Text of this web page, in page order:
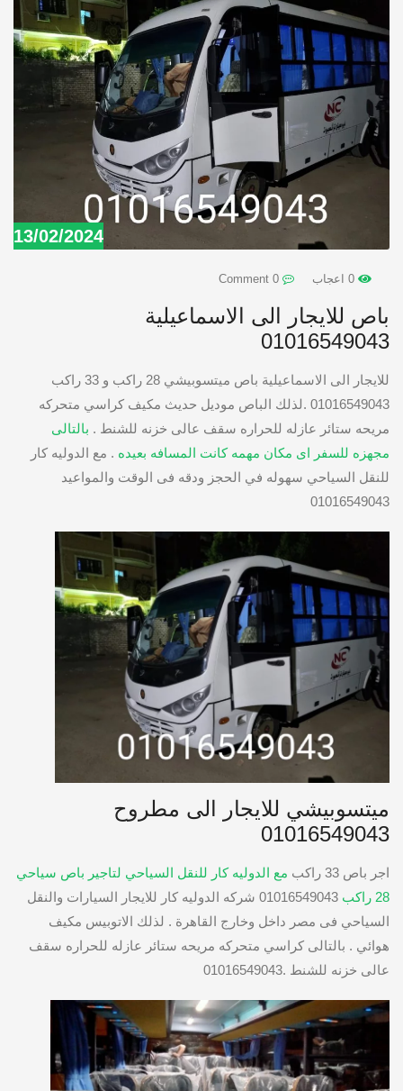
13/02/2024
باص للايجار الى الاسماعيلية
01016549043
للايجار الى الاسماعيلية باص ميتسوبيشي 28 راكب و 33 راكب
01016549043 .لذلك الباص موديل حديث مكيف كراسي متحركه
مريحه ستائر عازله للحراره سقف عالى خزنه للشنط . بالتالى
مجهزه للسفر اى مكان مهمه كانت المسافه بعيده . مع الدوليه كار
للنقل السياحي سهوله في الحجز ودقه فى الوقت والمواعيد
01016549043
ميتسوبيشي للايجار الى مطروح
01016549043
اجر باص 33 راكب
مع الدوليه كار للنقل السياحي لتاجير باص سياحي
28 راكب
01016549043 شركه الدوليه كار للايجار السيارات والنقل
السياحي فى مصر داخل وخارج القاهرة . لذلك الاتوبيس مكيف
هوائي . بالتالى كراسي متحركه مريحه ستائر عازله للحراره سقف
عالى خزنه للشنط .01016549043